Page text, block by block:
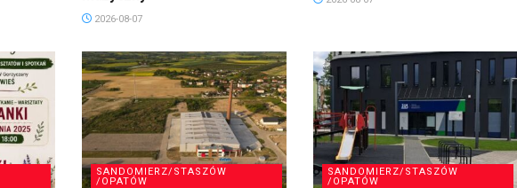
2026-08-07
SANDOMIERZ/STASZÓW
/OPATÓW
SANDOMIERZ/STASZÓW
/OPATÓW